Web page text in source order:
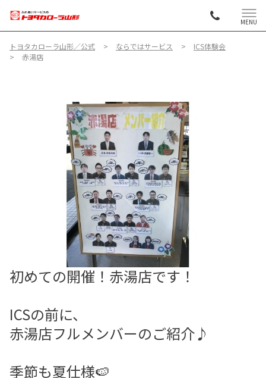
MENU
トヨタカローラ山形／公式 ならではサービス
ICS体験会
赤湯店
初めての開催！赤湯店です！
ICSの前に、
赤湯店フルメンバーのご紹介♪
季節も夏仕様🍉